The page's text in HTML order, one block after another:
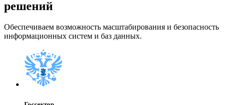
решений
Обеспечиваем возможность масштабирования и безопасность
информационных систем и баз данных.